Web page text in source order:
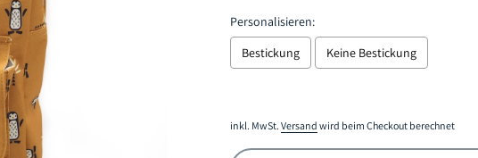
Personalisieren:
Bestickung
Keine Bestickung
inkl. MwSt. Versand wird beim Checkout berechnet